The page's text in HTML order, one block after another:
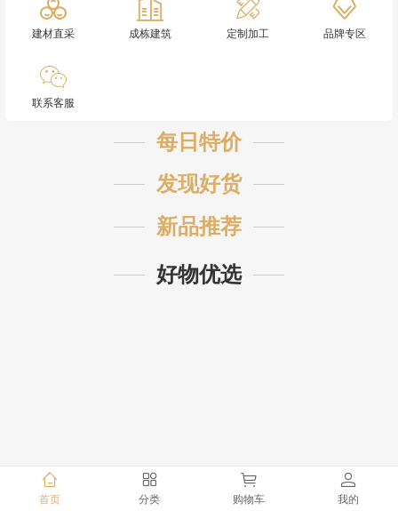
建材直采 成栋建筑 定制加工 品牌专区
联系客服
每日特价
发现好货
新品推荐
好物优选
首页 分类 购物车 我的